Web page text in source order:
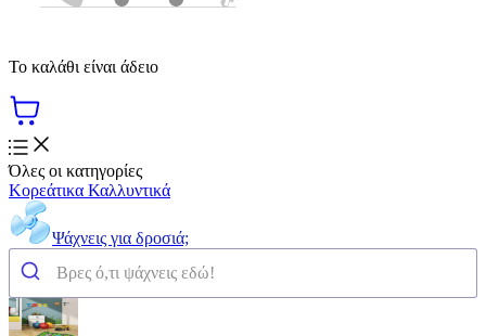
Το καλάθι είναι άδειο
Όλες οι κατηγορίες
Κορεάτικα Καλλυντικά
Ψάχνεις για δροσιά;